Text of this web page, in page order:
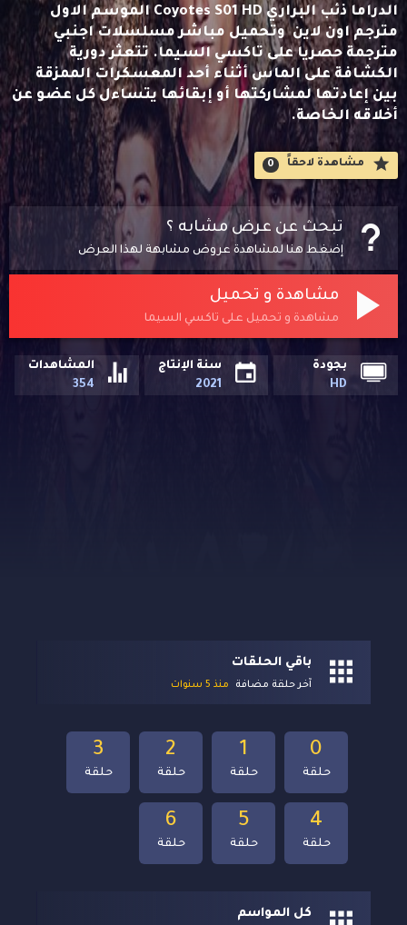
الدراما ذئب البراري Coyotes S01 HD الموسم الاول
مترجم اون لاين وتحميل مباشر مسلسلات اجنبي
مترجمة حصريا على تاكسي السيما. تتعثر دورية
الكشافة على الماس أثناء أحد المعسكرات الممزقة
بين إعادتها لمشاركتها أو إبقائها يتساءل كل عضو عن
أخلاقه الخاصة.
مشاهدة لاحقاََ 0
تبحث عن عرض مشابه ؟
إضغط هنا لمشاهدة عروض مشابهة لهذا العرض
مشاهدة و تحميل
مشاهدة و تحميل على تاكسي السيما
بجودة
HD
سنة الإنتاج
2021
المشاهدات
354
باقي الحلقات
آخر حلقة مضافة منذ 5 سنوات
6
حلقة
5
حلقة
4
حلقة
3
حلقة
2
حلقة
1
حلقة
0
حلقة
كل المواسم